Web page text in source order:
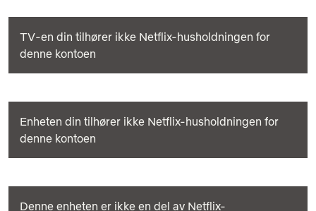
TV-en din tilhører ikke Netflix-husholdningen for
denne kontoen
Enheten din tilhører ikke Netflix-husholdningen for
denne kontoen
Denne enheten er ikke en del av Netflix-